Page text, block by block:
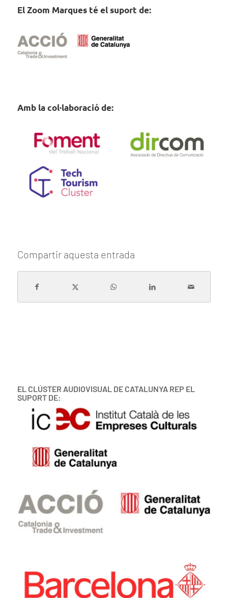
El Zoom Marques té el suport de:
Amb la col·laboració de:
Compartir aquesta entrada
EL CLÚSTER AUDIOVISUAL DE CATALUNYA REP EL
SUPORT DE: